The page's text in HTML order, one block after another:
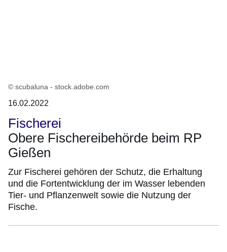
© scubaluna - stock.adobe.com
16.02.2022
Fischerei
Obere Fischereibehörde beim RP
Gießen
Zur Fischerei gehören der Schutz, die Erhaltung
und die Fortentwicklung der im Wasser lebenden
Tier- und Pflanzenwelt sowie die Nutzung der
Fische.